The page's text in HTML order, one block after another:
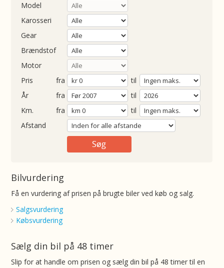
Model
Karosseri
Gear
Brændstof
Motor
Pris
fra
til
fra
til
fra
til
Afstand
Bilvurdering
Få en vurdering af prisen på brugte biler ved køb og salg.
Salgsvurdering
Købsvurdering
Sælg din bil på 48 timer
Slip for at handle om prisen og sælg din bil på 48 timer til en